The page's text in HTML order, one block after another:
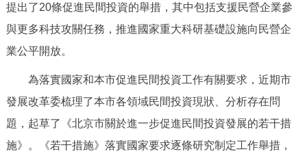
市領導 機構職能 政策服務
政策兌現
決策公開 專題公開
政務服務
提出了20條促進民間投資的舉措，其中包括支援民營企業參
與更多科技攻關任務，推進國家重大科研基礎設施向民營企
業公平開放。
為落實國家和本市促進民間投資工作有關要求，近期市
發展改革委梳理了本市各領域民間投資現狀、分析存在問
題，起草了《北京市關於進一步促進民間投資發展的若干措
施》。《若干措施》落實國家要求逐條研究制定工作舉措，